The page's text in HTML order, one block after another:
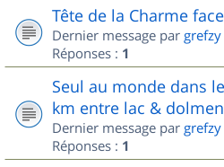
Tête de la Charme
Dernier message par grefzy
Réponses : 1
Seul au monde dans
km entre lac &
Dernier message par grefzy
Réponses : 1